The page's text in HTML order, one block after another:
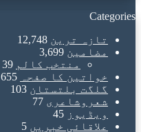
Categories
تازہ ترین 12,748
مضامین 3,699
منتخب کالم 39
خواتین کا صفحہ
655
گلگت بلتستان 103
شعروشاعری 77
ویڈیوز 45
علاقائی خبریں 5